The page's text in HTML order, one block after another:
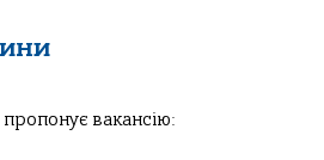
вакансію: